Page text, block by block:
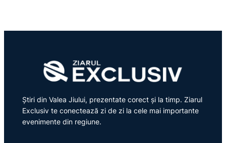
Știri din Valea Jiului, prezentate corect și la timp. Ziarul
Exclusiv te conectează zi de zi la cele mai importante
evenimente din regiune.